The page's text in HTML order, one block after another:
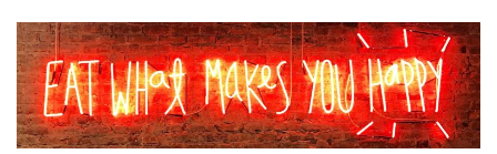
Skip
content